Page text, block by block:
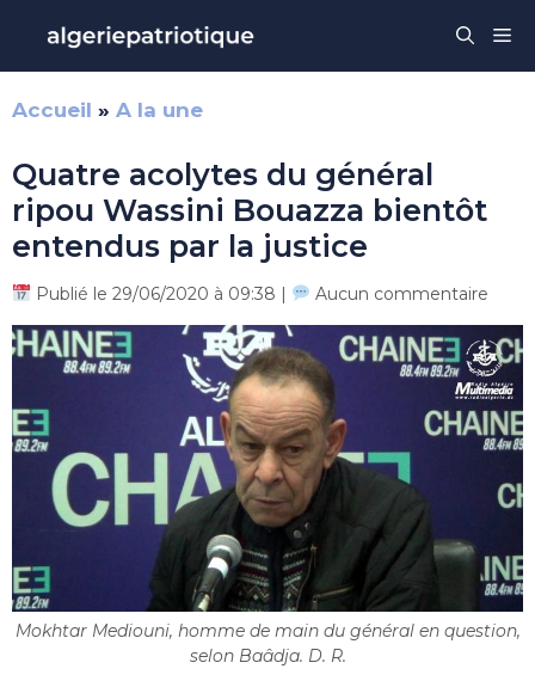
contenu
Accueil » A la une
Quatre acolytes du général
ripou Wassini Bouazza bientôt
entendus par la justice
Publié le 29/06/2020 à 09:38 | Aucun commentaire
Mokhtar Mediouni, homme de main du général en question,
selon Baâdja. D. R.